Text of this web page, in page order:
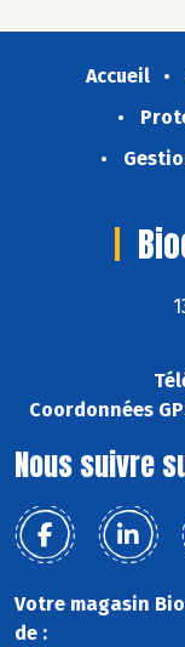
Accueil
Coordonnées
Nous suivre
Votre magasin
de :